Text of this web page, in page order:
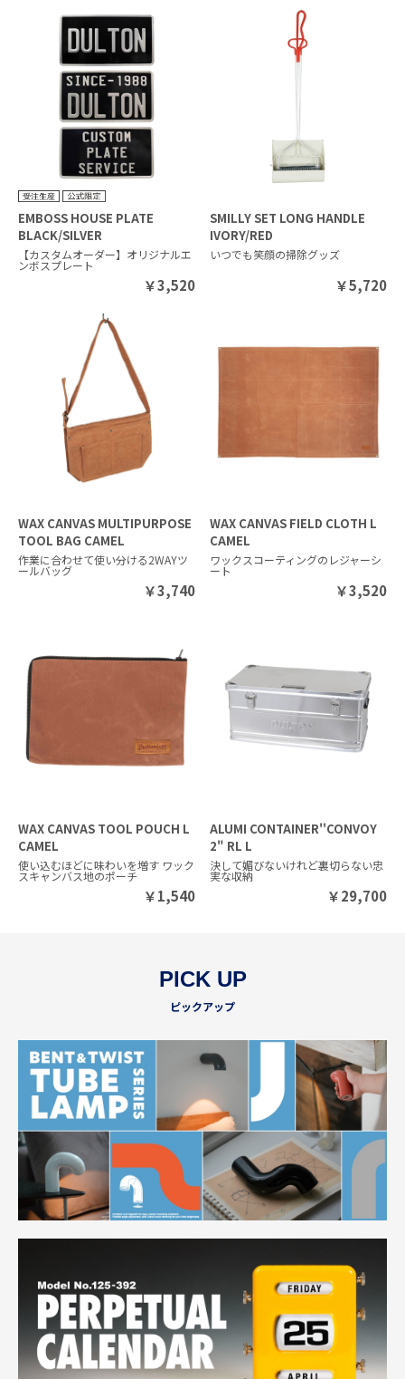
EMBOSS HOUSE PLATE
BLACK/SILVER
【カスタムオーダー】オリジナルエ
ンボスプレート
￥3,520
SMILLY SET LONG HANDLE
IVORY/RED
いつでも笑顔の掃除グッズ
￥5,720
WAX CANVAS MULTIPURPOSE
TOOL BAG CAMEL
作業に合わせて使い分ける2WAYツ
ールバッグ
￥3,740
WAX CANVAS FIELD CLOTH L
CAMEL
ワックスコーティングのレジャーシ
ート
￥3,520
WAX CANVAS TOOL POUCH L
CAMEL
使い込むほどに味わいを増す ワック
スキャンバス地のポーチ
￥1,540
ALUMI CONTAINER''CONVOY
2" RL L
決して媚びないけれど裏切らない忠
実な収納
￥29,700
PICK UP
ピックアップ